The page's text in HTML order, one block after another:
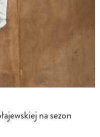
na sezon